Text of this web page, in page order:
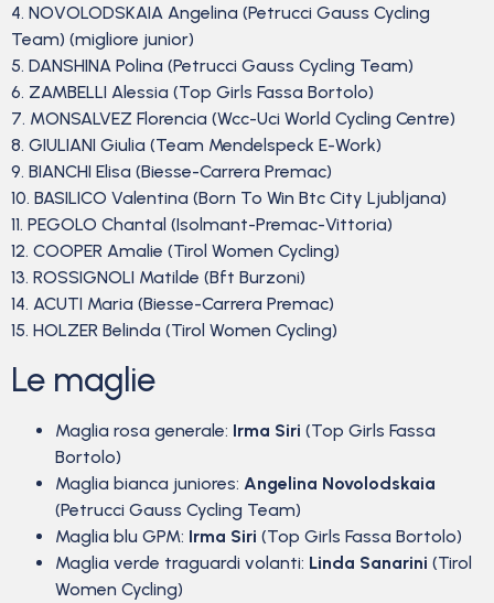
4‎. NOVOLODSKAIA Angelina (Petrucci Gauss Cycling
Team) (migliore junior)
5‎. DANSHINA Polina (Petrucci Gauss Cycling Team)
6‎. ZAMBELLI Alessia (Top Girls Fassa Bortolo)
7‎. MONSALVEZ Florencia (Wcc-Uci World Cycling Centre)
8‎. GIULIANI Giulia (Team Mendelspeck E-Work)
9‎. BIANCHI Elisa (Biesse-Carrera Premac)
10‎. BASILICO Valentina (Born To Win Btc City Ljubljana)
11‎. PEGOLO Chantal (Isolmant-Premac-Vittoria)
12‎. COOPER Amalie (Tirol Women Cycling)
13‎. ROSSIGNOLI Matilde (Bft Burzoni)
14‎. ACUTI Maria (Biesse-Carrera Premac)
15‎. HOLZER Belinda (Tirol Women Cycling)
Le maglie
Maglia rosa generale: Irma Siri (Top Girls Fassa
Bortolo)
Maglia bianca juniores: Angelina Novolodskaia
(Petrucci Gauss Cycling Team)
Maglia blu GPM: Irma Siri (Top Girls Fassa Bortolo)
Maglia verde traguardi volanti: Linda Sanarini (Tirol
Women Cycling)